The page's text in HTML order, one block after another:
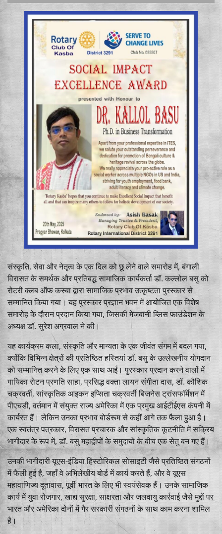
संस्कृति, सेवा और नेतृत्व के एक दिल को छू लेने वाले समारोह में, बंगाली
विरासत के समर्थक और प्रतिबद्ध सामाजिक कार्यकर्ता डॉ. कल्लोल बसु को
रोटरी क्लब ऑफ कस्बा द्वारा सामाजिक प्रभाव उत्कृष्टता पुरस्कार से
सम्मानित किया गया। यह पुरस्कार प्रज्ञान भवन में आयोजित एक विशेष
समारोह के दौरान प्रदान किया गया, जिसकी मेजबानी ब्लिस फाउंडेशन के
अध्यक्ष डॉ. सुरेश अग्रवाल ने की।
यह कार्यक्रम कला, संस्कृति और मान्यता के एक जीवंत संगम में बदल गया,
क्योंकि विभिन्न क्षेत्रों की प्रतिष्ठित हस्तियां डॉ. बसु के उल्लेखनीय योगदान
को सम्मानित करने के लिए एक साथ आईं। पुरस्कार प्रदान करने वालों में
गायिका रोटन प्रणति साहा, प्रसिद्ध वक्ता लायन संगीता दास, डॉ. कौशिक
चक्रवर्ती, सांस्कृतिक आइकन इप्सिता चक्रवर्ती बिजनेस ट्रांसफॉर्मेशन में
पीएचडी, वर्तमान में संयुक्त राज्य अमेरिका में एक प्रमुख आईटीईएस कंपनी में
कार्यरत हैं। लेकिन उनका प्रभाव बोर्डरूम से कहीं आगे तक फैला हुआ है।
एक स्वतंत्र पत्रकार, विरासत प्रचारक और सांस्कृतिक कूटनीति में सक्रिय
भागीदार के रूप में, डॉ. बसु महाद्वीपों के समुदायों के बीच एक सेतु बन गए हैं।
उनकी भागीदारी यूएस-इंडिया हिस्टोरिकल सोसाइटी जैसे प्रतिष्ठित संगठनों
में फैली हुई है, जहाँ वे अभिलेखीय बोर्ड में कार्य करते हैं, और वे यूएस
महावाणिज्य दूतावास, पूर्वी भारत के लिए भी स्वयंसेवक हैं। उनके सामाजिक
कार्य में युवा रोजगार, खाद्य सुरक्षा, साक्षरता और जलवायु कार्रवाई जैसे मुद्दों पर
भारत और अमेरिका दोनों में गैर सरकारी संगठनों के साथ काम करना शामिल
है।